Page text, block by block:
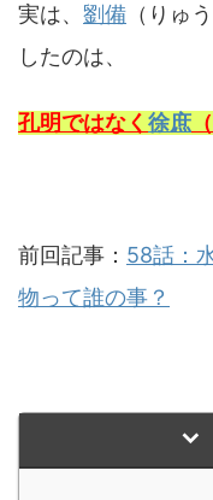
実は、 劉備 （りゅ
したのは、
孔明ではなく 徐庶
前回記事： 58話：
物って誰の事？